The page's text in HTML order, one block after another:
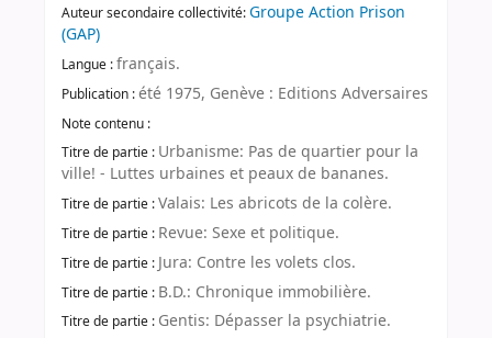
Auteur secondaire collectivité:Groupe Action Prison
(GAP)
Langue :français.
Publication :été 1975, Genève : Editions Adversaires
Note contenu :
Titre de partie : Urbanisme: Pas de quartier pour la
ville! - Luttes urbaines et peaux de bananes.
Titre de partie :Valais: Les abricots de la colère.
Titre de partie : Revue: Sexe et politique.
Titre de partie : Jura: Contre les volets clos.
Titre de partie : B.D.: Chronique immobilière.
Titre de partie : Gentis: Dépasser la psychiatrie.